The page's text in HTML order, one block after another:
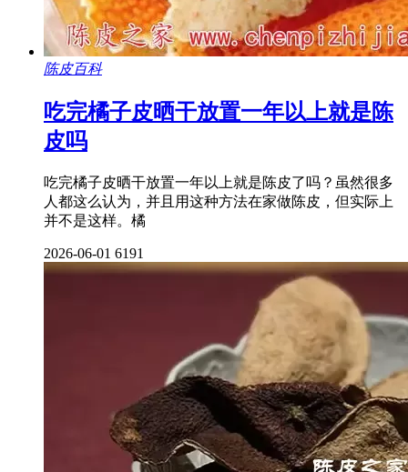
陈皮百科
吃完橘子皮晒干放置一年以上就是陈
皮吗
吃完橘子皮晒干放置一年以上就是陈皮了吗？虽然很多
人都这么认为，并且用这种方法在家做陈皮，但实际上
并不是这样。橘
2026-06-01 6191